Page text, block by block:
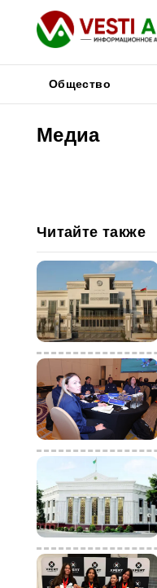
Общество
Медиа
Читайте также